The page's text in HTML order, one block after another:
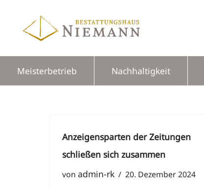
Zum
springen
Meisterbetrieb Nachhaltigkeit
Anzeigensparten der Zeitungen
schließen sich zusammen
von admin-rk 20. Dezember 2024